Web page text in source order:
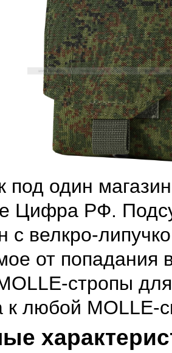
под один
Цифра РФ.
с велкро-
от попадания
стропы
к любой MOLLE-